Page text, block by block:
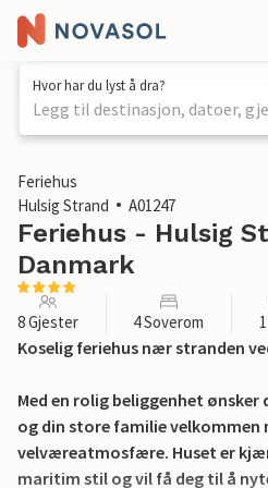
Hvor har du lyst å dra?
Legg til destinasjon, datoer,
1 / 29
Feriehus
Hulsig Strand
A01247
Feriehus - Hulsig
Danmark
8 Gjester 4 Soverom
Koselig feriehus nær stranden
Med en rolig beliggenhet
og din store familie velkommen
velværeatmosfære. Huset er
maritim stil og vil få deg til å